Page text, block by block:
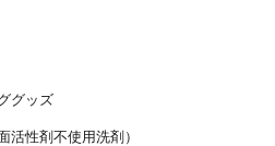
グッズ
活性剤不使用洗剤）